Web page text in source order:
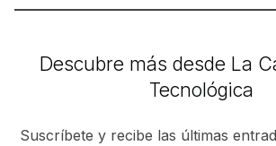
Descubre más desde La
Tecnológica
Suscríbete y recibe las últimas